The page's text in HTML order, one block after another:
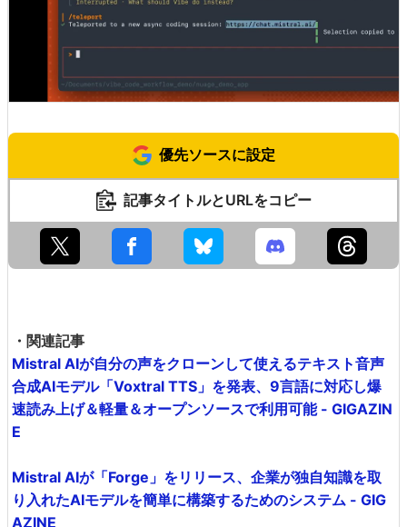
優先ソースに設定
記事タイトルとURLをコピー
・関連記事
Mistral AIが自分の声をクローンして使えるテキスト音声
合成AIモデル「Voxtral TTS」を発表、9言語に対応し爆
速読み上げ＆軽量＆オープンソースで利用可能 - GIGAZIN
E
Mistral AIが「Forge」をリリース、企業が独自知識を取
り入れたAIモデルを簡単に構築するためのシステム - GIG
AZINE